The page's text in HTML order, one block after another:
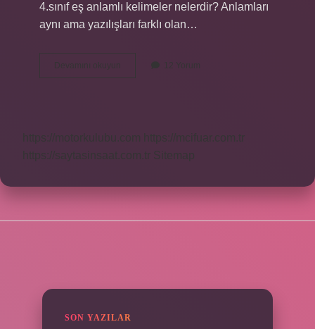
4.sınıf eş anlamlı kelimeler nelerdir? Anlamları
aynı ama yazılışları farklı olan…
Devamını okuyun
Eş
12 Yorum
https://motorkulubu.com
https://mcifuar.com.tr
https://saytasinsaat.com.tr Sitemap
SON YAZILAR